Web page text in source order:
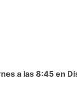
a las 8:45 en